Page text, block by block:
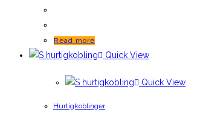
Read more
Quick View
Quick View
Hurtigkoblinger